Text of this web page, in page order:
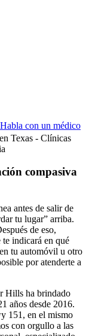
Habla con un médico
compasiva
antes de salir de
tu lugar” arriba.
de eso,
te indicará en qué
tu automóvil u otro
por atenderte a
Hills ha brindado
años desde 2016.
151, en el mismo
con orgullo a las